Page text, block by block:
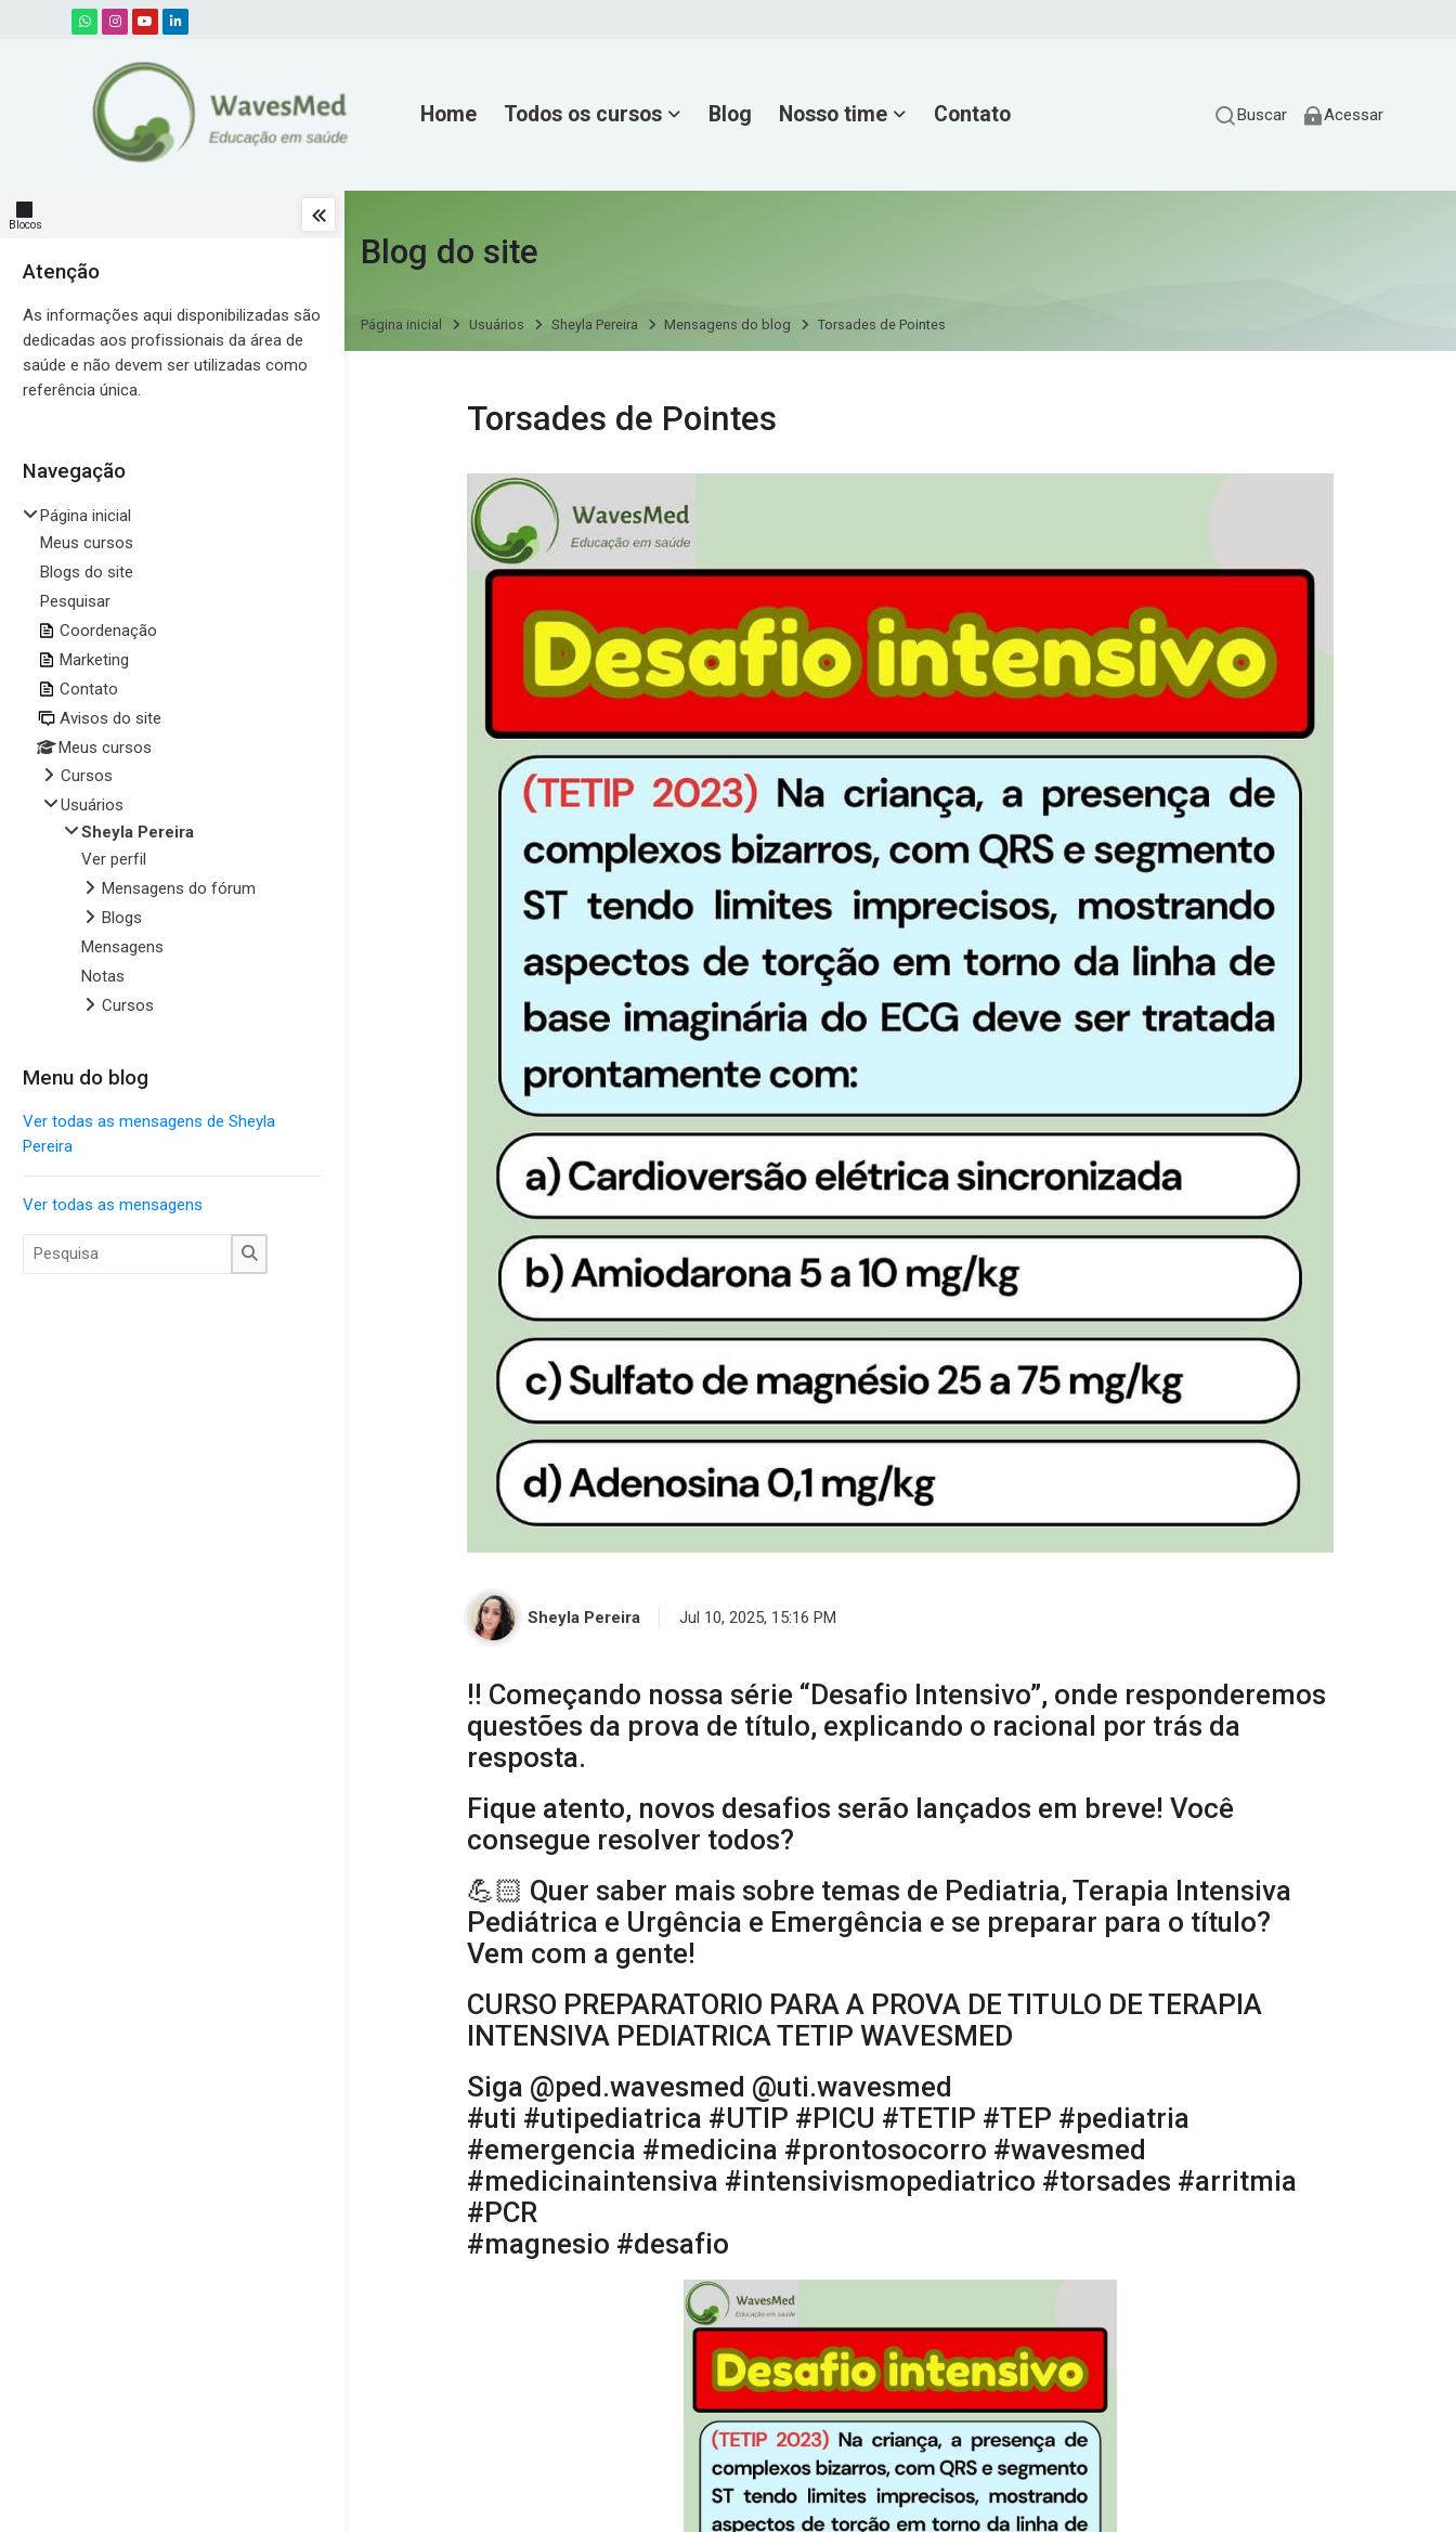
Skip to navigation
Skip to search form
Skip to login form
Ir para o conteúdo principal
Skip to accessibility options
Skip to footer
Skip accessibility options
Home Todos os cursos Blog Nosso time Contato Buscar Acessar
Blocos
Pular Atenção
Atenção
As informações aqui disponibilizadas são
dedicadas aos profissionais da área de
saúde e não devem ser utilizadas como
referência única.
Pular Navegação
Navegação
Página inicial
Meus cursos
Blogs do site
Pesquisar
Coordenação
Marketing
Contato
Avisos do site
Meus cursos
Cursos
Usuários
Sheyla Pereira
Ver perfil
Mensagens do fórum
Blogs
Mensagens
Notas
Cursos
Pular Menu do blog
Menu do blog
Ver todas as mensagens de Sheyla
Pereira
Ver todas as mensagens
Pesquisa
Pesquisa
Blog do site
Página inicial Usuários Sheyla Pereira Mensagens do blog Torsades de Pointes
Mensagens do blog por Sheyla Pereira
Torsades de Pointes
Sheyla Pereira Jul 10, 2025, 15:16 PM
‼️ Começando nossa série “Desafio Intensivo”, onde responderemos
questões da prova de título, explicando o racional por trás da
resposta.
Fique atento, novos desafios serão lançados em breve! Você
consegue resolver todos?
💪🏻 Quer saber mais sobre temas de Pediatria, Terapia Intensiva
Pediátrica e Urgência e Emergência e se preparar para o título?
Vem com a gente!
CURSO PREPARATORIO PARA A PROVA DE TITULO DE TERAPIA
INTENSIVA PEDIATRICA TETIP WAVESMED
Siga @ped.wavesmed @uti.wavesmed
#uti #utipediatrica #UTIP #PICU #TETIP #TEP #pediatria
#emergencia #medicina #prontosocorro #wavesmed
#medicinaintensiva #intensivismopediatrico #torsades #arritmia
#PCR
#magnesio #desafio